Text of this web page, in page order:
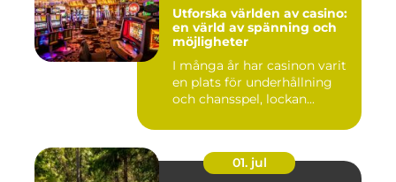
Utforska världen av casino:
en värld av spänning och
möjligheter
I många år har casinon varit
en plats för underhållning
och chansspel, lockan...
01. jul